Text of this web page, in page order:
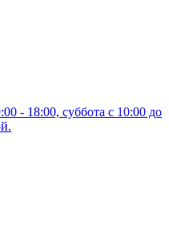
- 18:00, суббота с 10:00 до